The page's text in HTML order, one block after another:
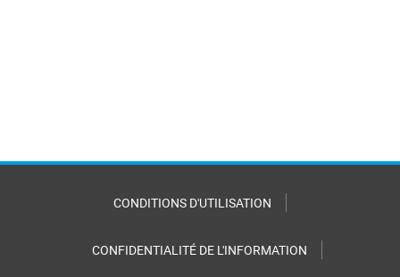
CONDITIONS D'UTILISATION
CONFIDENTIALITÉ DE L'INFORMATION